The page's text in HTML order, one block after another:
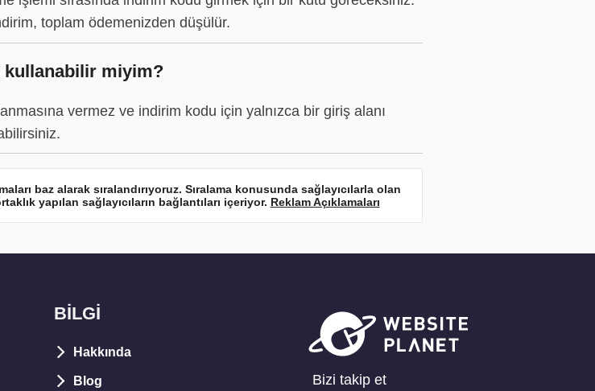
toplam ödemenizden düşülür.
kullanabilir miyim?
vermez ve indirim kodu için yalnızca bir giriş alanı
baz alarak sıralandırıyoruz. Sıralama konusunda sağlayıcılarla olan
yapılan sağlayıcıların bağlantıları içeriyor. Reklam Açıklamaları
BİLGİ
Hakkında
Blog Bizi takip et